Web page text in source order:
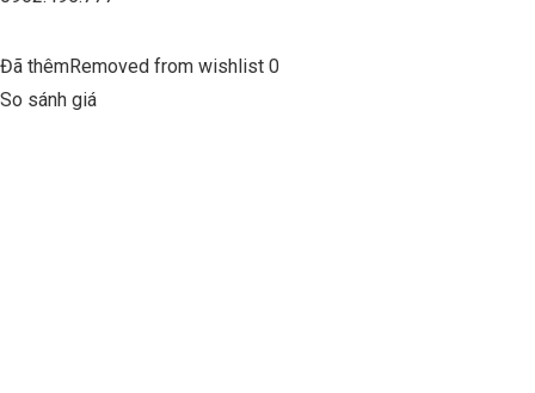
Đã thêmRemoved from wishlist 0
So sánh giá